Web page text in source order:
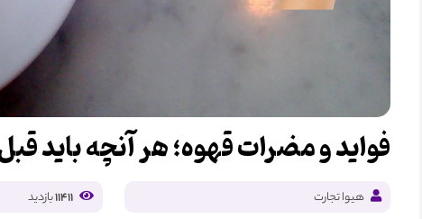
فواید و مضرات قهوه؛ هر آنچه باید
هیوا تجارت 11411بازدید